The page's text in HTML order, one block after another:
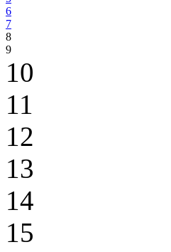
6
7
8
9
10
11
12
13
14
15